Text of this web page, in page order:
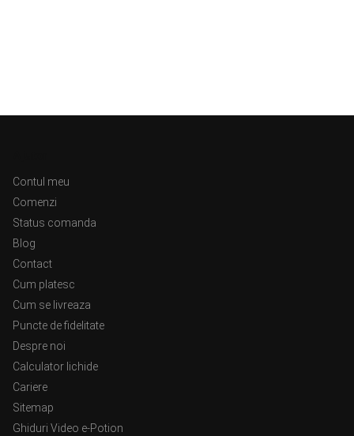
Contul meu
Comenzi
Status comanda
Blog
Contact
Cum platesc
Cum se livreaza
Puncte de fidelitate
Despre noi
Calculator lichide
Cariere
Sitemap
Ghiduri Video e-Potion